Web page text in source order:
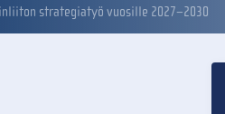
strategiatyö vuosille 2027–2030